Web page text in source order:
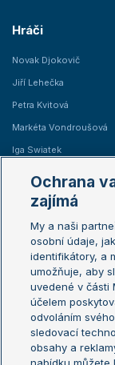
Hráči
Novak Djokovič
Jiří Lehečka
Petra Kvitová
Markéta Vondroušová
Iga Swiatek
Žebříčky
Žebříček ATP (muži)
Žebříček WTA (ženy)
Sázkařský žebříček
Ochrana
zajímá
My a naši
osobní údaje,
identifikátory, a
umožňuje, aby
uvedené v části
účelem
odvoláním
sledovací
obsahy a